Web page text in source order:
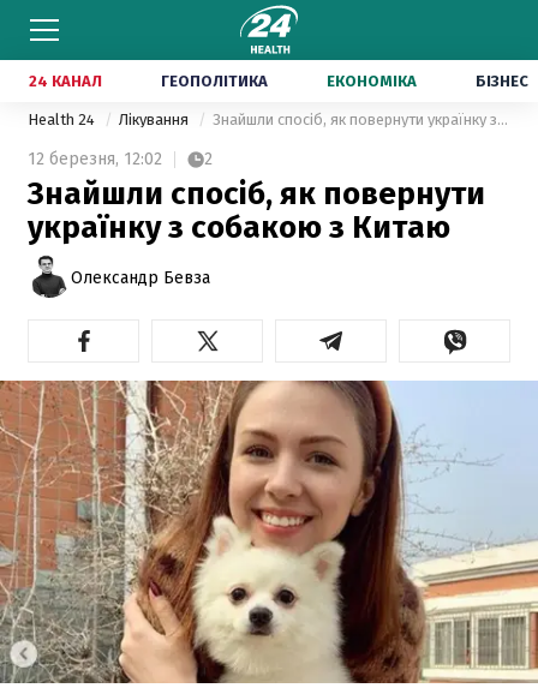
24 КАНАЛ ГЕОПОЛІТИКА ЕКОНОМІКА БІЗНЕС
Health 24 Лікування Знайшли спосіб, як повернути українку з собакою з Китаю
12 березня, 12:02 2
Знайшли спосіб, як повернути
українку з собакою з Китаю
Олександр Бевза